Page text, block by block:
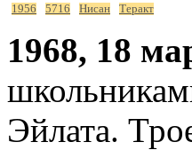
1956 5716 Нисан Теракт
1968, 18
Эйлата.